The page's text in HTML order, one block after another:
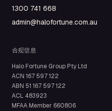
1300 741 668
admin@halofortune.com.au
合规信息
Halo Fortune Group Pty Ltd
ACN 167 597 122
ABN 51 167 597 122
ACL 483923
MFAA Member 660806